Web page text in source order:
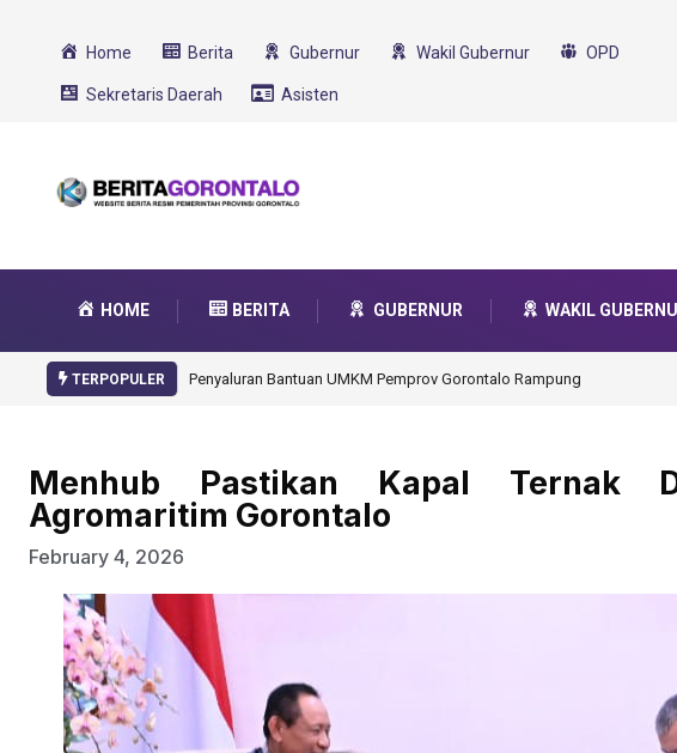
Home Berita Gubernur Wakil Gubernur OPD
Sekretaris Daerah Asisten
HOME BERITA GUBERNUR WAKIL
TERPOPULER Gorontalo Ikut Dukung Program SMA Unggul Garuda Transformasi 2025
Menhub Pastikan Kapal Ternak
Agromaritim Gorontalo
February 4, 2026